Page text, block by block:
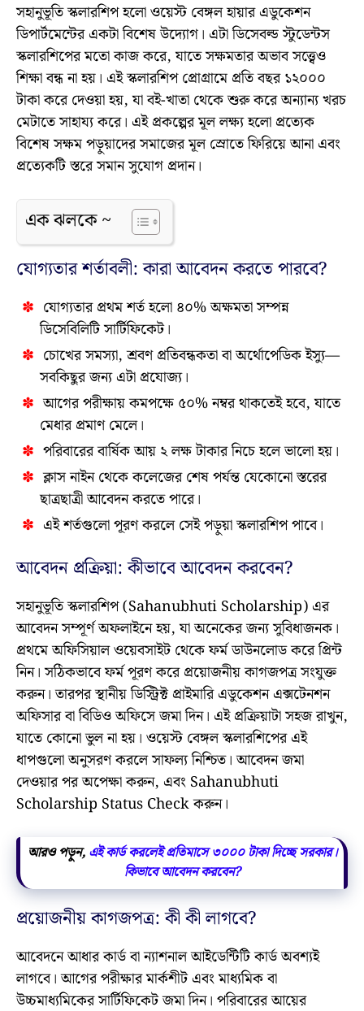
সহানুভূতি স্কলারশিপ হলো ওয়েস্ট বেঙ্গল হায়ার এডুকেশন
ডিপার্টমেন্টের একটা বিশেষ উদ্যোগ। এটা ডিসেবল্ড স্টুডেন্টস
স্কলারশিপের মতো কাজ করে, যাতে সক্ষমতার অভাব সত্ত্বেও
শিক্ষা বন্ধ না হয়। এই স্কলারশিপ প্রোগ্রামে প্রতি বছর ১২০০০
টাকা করে দেওয়া হয়, যা বই-খাতা থেকে শুরু করে অন্যান্য খরচ
মেটাতে সাহায্য করে। এই প্রকল্পের মূল লক্ষ্য হলো প্রত্যেক
বিশেষ সক্ষম পড়ুয়াদের সমাজের মূল স্রোতে ফিরিয়ে আনা এবং
প্রত্যেকটি স্তরে সমান সুযোগ প্রদান।
এক ঝলকে ~
যোগ্যতার শর্তাবলী: কারা আবেদন করতে পারবে?
যোগ্যতার প্রথম শর্ত হলো ৪০% অক্ষমতা সম্পন্ন
ডিসেবিলিটি সার্টিফিকেট।
চোখের সমস্যা, শ্রবণ প্রতিবন্ধকতা বা অর্থোপেডিক ইস্যু—
সবকিছুর জন্য এটা প্রযোজ্য।
আগের পরীক্ষায় কমপক্ষে ৫০% নম্বর থাকতেই হবে, যাতে
মেধার প্রমাণ মেলে।
পরিবারের বার্ষিক আয় ২ লক্ষ টাকার নিচে হলে ভালো হয়।
ক্লাস নাইন থেকে কলেজের শেষ পর্যন্ত যেকোনো স্তরের
ছাত্রছাত্রী আবেদন করতে পারে।
এই শর্তগুলো পূরণ করলে সেই পড়ুয়া স্কলারশিপ পাবে।
আবেদন প্রক্রিয়া: কীভাবে আবেদন করবেন?
সহানুভূতি স্কলারশিপ (Sahanubhuti Scholarship) এর
আবেদন সম্পূর্ণ অফলাইনে হয়, যা অনেকের জন্য সুবিধাজনক।
প্রথমে অফিসিয়াল ওয়েবসাইট থেকে ফর্ম ডাউনলোড করে প্রিন্ট
নিন। সঠিকভাবে ফর্ম পূরণ করে প্রয়োজনীয় কাগজপত্র সংযুক্ত
করুন। তারপর স্থানীয় ডিস্ট্রিক্ট প্রাইমারি এডুকেশন এক্সটেনশন
অফিসার বা বিডিও অফিসে জমা দিন। এই প্রক্রিয়াটা সহজ রাখুন,
যাতে কোনো ভুল না হয়। ওয়েস্ট বেঙ্গল স্কলারশিপের এই
ধাপগুলো অনুসরণ করলে সাফল্য নিশ্চিত। আবেদন জমা
দেওয়ার পর অপেক্ষা করুন, এবং Sahanubhuti
Scholarship Status Check করুন।
আরও পড়ুন, এই কার্ড করলেই প্রতিমাসে ৩০০০ টাকা দিচ্ছে সরকার।
কিভাবে আবেদন করবেন?
প্রয়োজনীয় কাগজপত্র: কী কী লাগবে?
আবেদনে আধার কার্ড বা ন্যাশনাল আইডেন্টিটি কার্ড অবশ্যই
লাগবে। আগের পরীক্ষার মার্কশীট এবং মাধ্যমিক বা
উচ্চমাধ্যমিকের সার্টিফিকেট জমা দিন। পরিবারের আয়ের